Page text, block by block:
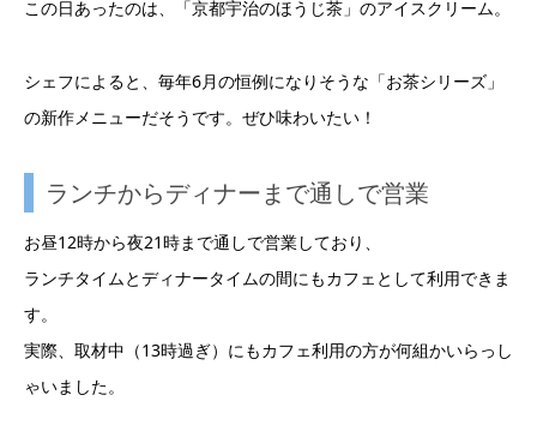
この日あったのは、「京都宇治のほうじ茶」のアイスクリーム。
シェフによると、毎年6月の恒例になりそうな「お茶シリーズ」
の新作メニューだそうです。ぜひ味わいたい！
ランチからディナーまで通しで営業
お昼12時から夜21時まで通しで営業しており、
ランチタイムとディナータイムの間にもカフェとして利用できま
す。
実際、取材中（13時過ぎ）にもカフェ利用の方が何組かいらっし
ゃいました。